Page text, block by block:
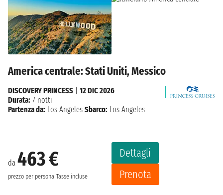
America centrale: Stati Uniti, Messico
da 463 €
prezzo per persona Tasse incluse
Dettagli
Prenota
DISCOVERY PRINCESS
12 DIC 2026
Durata: 7 notti
Partenza da: Los Angeles Sbarco: Los Angeles